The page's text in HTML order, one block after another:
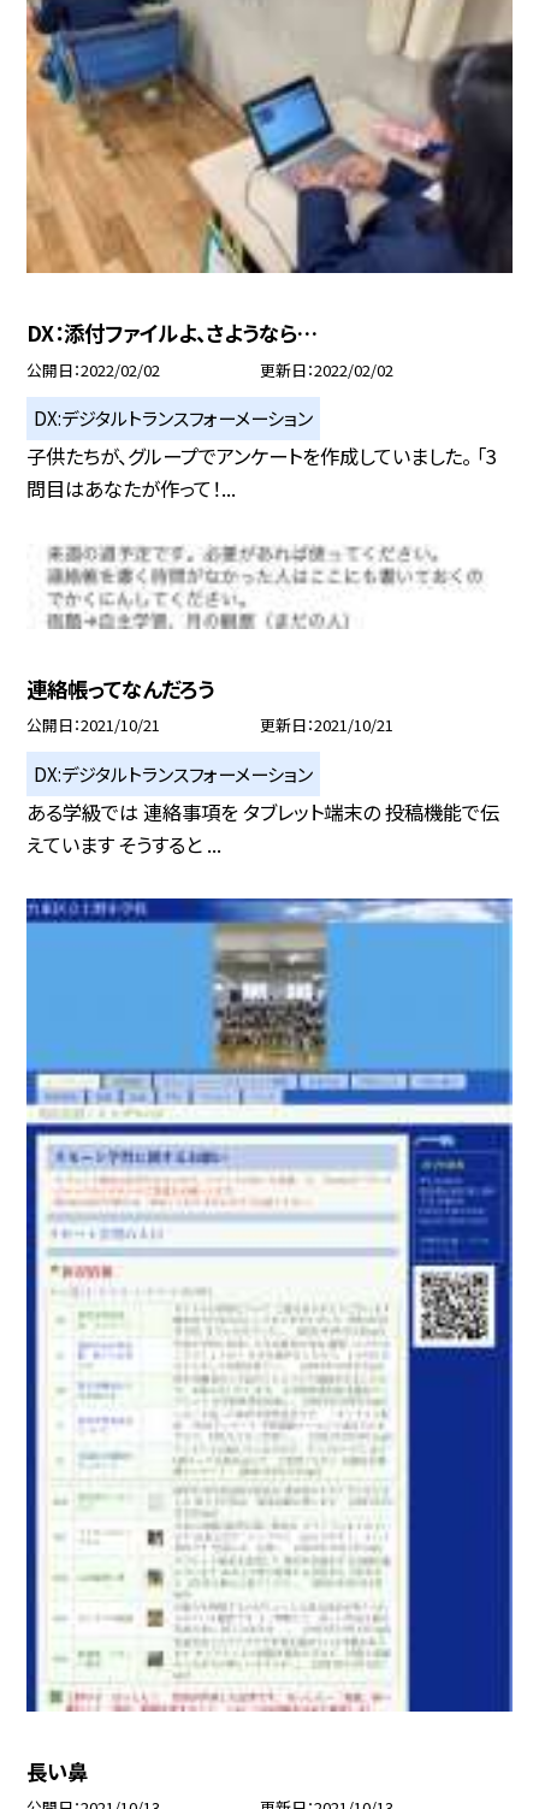
DX：添付ファイルよ、さようなら…
公開日 2022/02/02 更新日 2022/02/02
DX:デジタルトランスフォーメーション
子供たちが、グループでアンケートを作成していました。 「3
問目はあなたが作って！...
連絡帳ってなんだろう
公開日 2021/10/21 更新日 2021/10/21
DX:デジタルトランスフォーメーション
ある学級では 連絡事項を タブレット端末の 投稿機能で伝
えています そうすると ...
長い鼻